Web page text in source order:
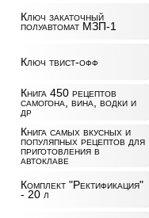
Ключ закаточный
полуавтомат МЗП-1
Ключ твист-офф
Книга 450 рецептов
самогона, вина, водки и
др
Книга самых вкусных и
популяпных рецептов для
приготовления в
автоклаве
Комплект "Ректификация"
- 20 л